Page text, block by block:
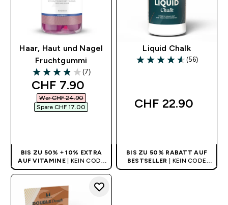
Haar, Haut und Nagel
Fruchtgummi
3.86 out of 5 stars
(7)
discounted price
CHF 7.90‎
War CHF 24.90‎
Spare CHF 17.00‎
BIS ZU 50% + 10% EXTRA
AUF VITAMINE | KEIN CODE
BENÖTIGT
Liquid Chalk
4.55 out of 5 stars
(56)
CHF 22.90‎
BIS ZU 50% RABATT AUF
BESTSELLER | KEIN CODE
BENÖTIGT